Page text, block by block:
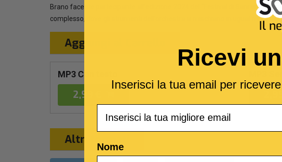
Brano facente partecipante all’edizione 2024 del “Festival di Sanremo”.
complesso, dove gli strumenti dell’orchestra si mischiano in ugual misura
Aggiungi al Carrello
MP3 Con testo
2,99 €
Altri formati
Ricevi
Inserisci la tua email per
Nome